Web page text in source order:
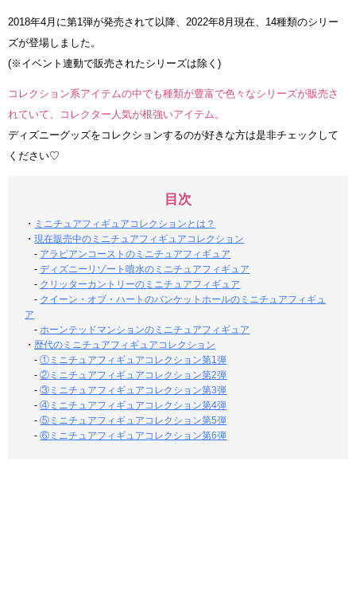
2018年4月に第1弾が発売されて以降、2022年8月現在、14種類のシリー
ズが登場しました。
(※イベント連動で販売されたシリーズは除く)
コレクション系アイテムの中でも種類が豊富で色々なシリーズが販売さ
れていて、コレクター人気が根強いアイテム。
ディズニーグッズをコレクションするのが好きな方は是非チェックして
ください♡
目次
・ ミニチュアフィギュアコレクションとは？
・現在販売中のミニチュアフィギュアコレクション
- アラビアンコーストのミニチュアフィギュア
-ディズニーリゾート噴水のミニチュアフィギュア
- クリッターカントリーのミニチュアフィギュア
- クイーン・オブ・ハートのバンケットホールのミニチュアフィギュ
ア
-ホーンテッドマンションのミニチュアフィギュア
・歴代のミニチュアフィギュアコレクション
-①ミニチュアフィギュアコレクション第1弾
-②ミニチュアフィギュアコレクション第2弾
-③ミニチュアフィギュアコレクション第3弾
-④ミニチュアフィギュアコレクション第4弾
-⑤ミニチュアフィギュアコレクション第5弾
-⑥ミニチュアフィギュアコレクション第6弾